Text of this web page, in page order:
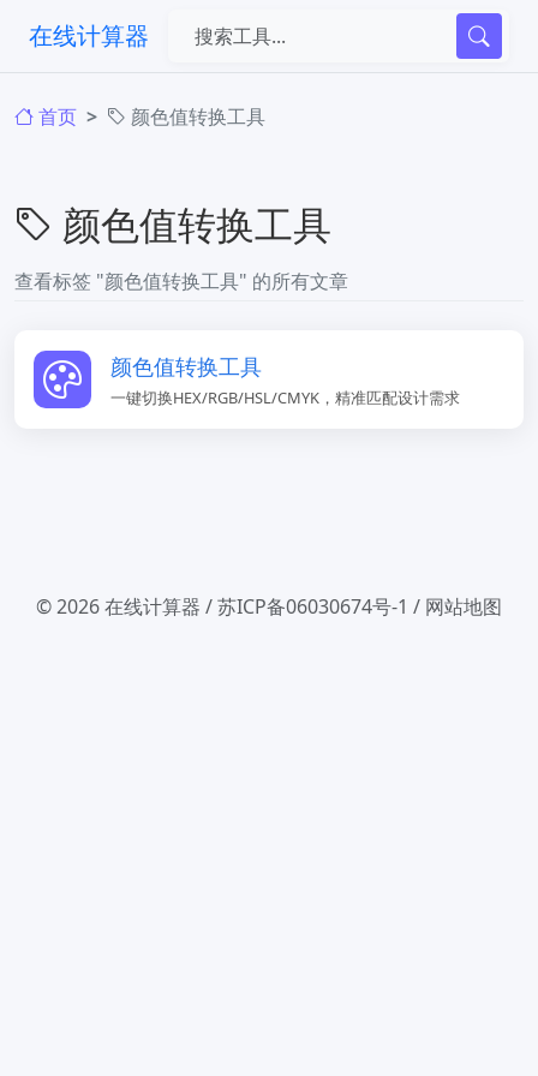
在线计算器
首页 颜色值转换工具
颜色值转换工具
查看标签 "颜色值转换工具" 的所有文章
颜色值转换工具
一键切换HEX/RGB/HSL/CMYK，精准匹配设计需求
© 2026在线计算器 /苏ICP备06030674号-1 / 网站地图